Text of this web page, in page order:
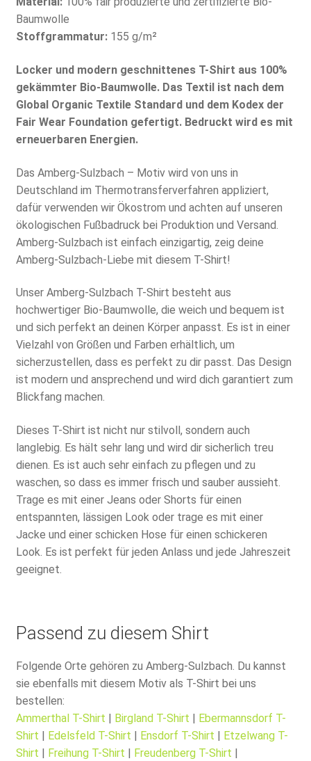
Baumwolle
Stoffgrammatur:155 g/m²
Locker und modern geschnittenes T-Shirt aus 100%
gekämmter Bio-Baumwolle. Das Textil ist nach dem
Global Organic Textile Standard und dem Kodex der
Fair Wear Foundation gefertigt. Bedruckt wird es mit
erneuerbaren Energien.
Das Amberg-Sulzbach – Motiv wird von uns in
Deutschland im Thermotransferverfahren appliziert,
dafür verwenden wir Ökostrom und achten auf unseren
ökologischen Fußbadruck bei Produktion und Versand.
Amberg-Sulzbach ist einfach einzigartig, zeig deine
Amberg-Sulzbach-Liebe mit diesem T-Shirt!
Unser Amberg-Sulzbach T-Shirt besteht aus
hochwertiger Bio-Baumwolle, die weich und bequem ist
und sich perfekt an deinen Körper anpasst. Es ist in einer
Vielzahl von Größen und Farben erhältlich, um
sicherzustellen, dass es perfekt zu dir passt. Das Design
ist modern und ansprechend und wird dich garantiert zum
Blickfang machen.
Dieses T-Shirt ist nicht nur stilvoll, sondern auch
langlebig. Es hält sehr lang und wird dir sicherlich treu
dienen. Es ist auch sehr einfach zu pflegen und zu
waschen, so dass es immer frisch und sauber aussieht.
Trage es mit einer Jeans oder Shorts für einen
entspannten, lässigen Look oder trage es mit einer
Jacke und einer schicken Hose für einen schickeren
Look. Es ist perfekt für jeden Anlass und jede Jahreszeit
geeignet.
Passend zu diesem Shirt
Folgende Orte gehören zu Amberg-Sulzbach. Du kannst
sie ebenfalls mit diesem Motiv als T-Shirt bei uns
bestellen:
Ammerthal T-Shirt
Birgland T-Shirt
Ebermannsdorf T-
Shirt
Edelsfeld T-Shirt Ensdorf T-Shirt
Etzelwang T-
Shirt
Freihung T-Shirt Freudenberg T-Shirt